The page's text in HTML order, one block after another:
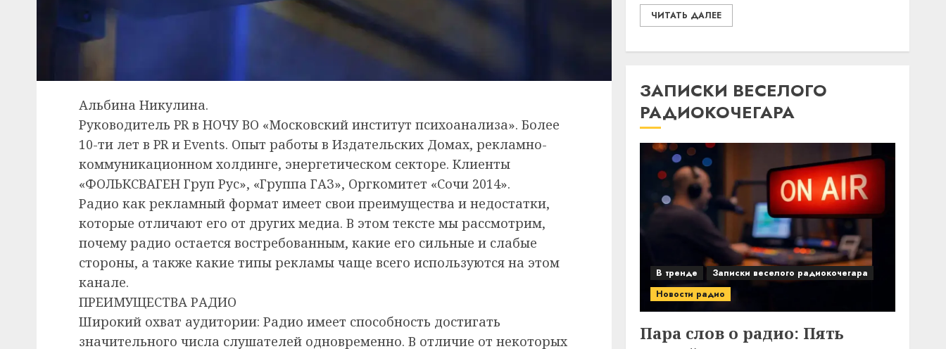
Альбина Никулина.
Руководитель PR в НОЧУ ВО «Московский институт психоанализа». Более
10-ти лет в PR и Events. Опыт работы в Издательских Домах, рекламно-
коммуникационном холдинге, энергетическом секторе. Клиенты
«ФОЛЬКСВАГЕН Груп Рус», «Группа ГАЗ», Оргкомитет «Сочи 2014».
Радио как рекламный формат имеет свои преимущества и недостатки,
которые отличают его от других медиа. В этом тексте мы рассмотрим,
почему радио остается востребованным, какие его сильные и слабые
стороны, а также какие типы рекламы чаще всего используются на этом
канале.
ПРЕИМУЩЕСТВА РАДИО
Широкий охват аудитории: Радио имеет способность достигать
значительного числа слушателей одновременно. В отличие от некоторых
ЧИТАТЬ ДАЛЕЕ
ЗАПИСКИ ВЕСЕЛОГО
РАДИОКОЧЕГАРА
В тренде
Записки веселого радиокочегара
Новости радио
Пара слов о радио: Пять